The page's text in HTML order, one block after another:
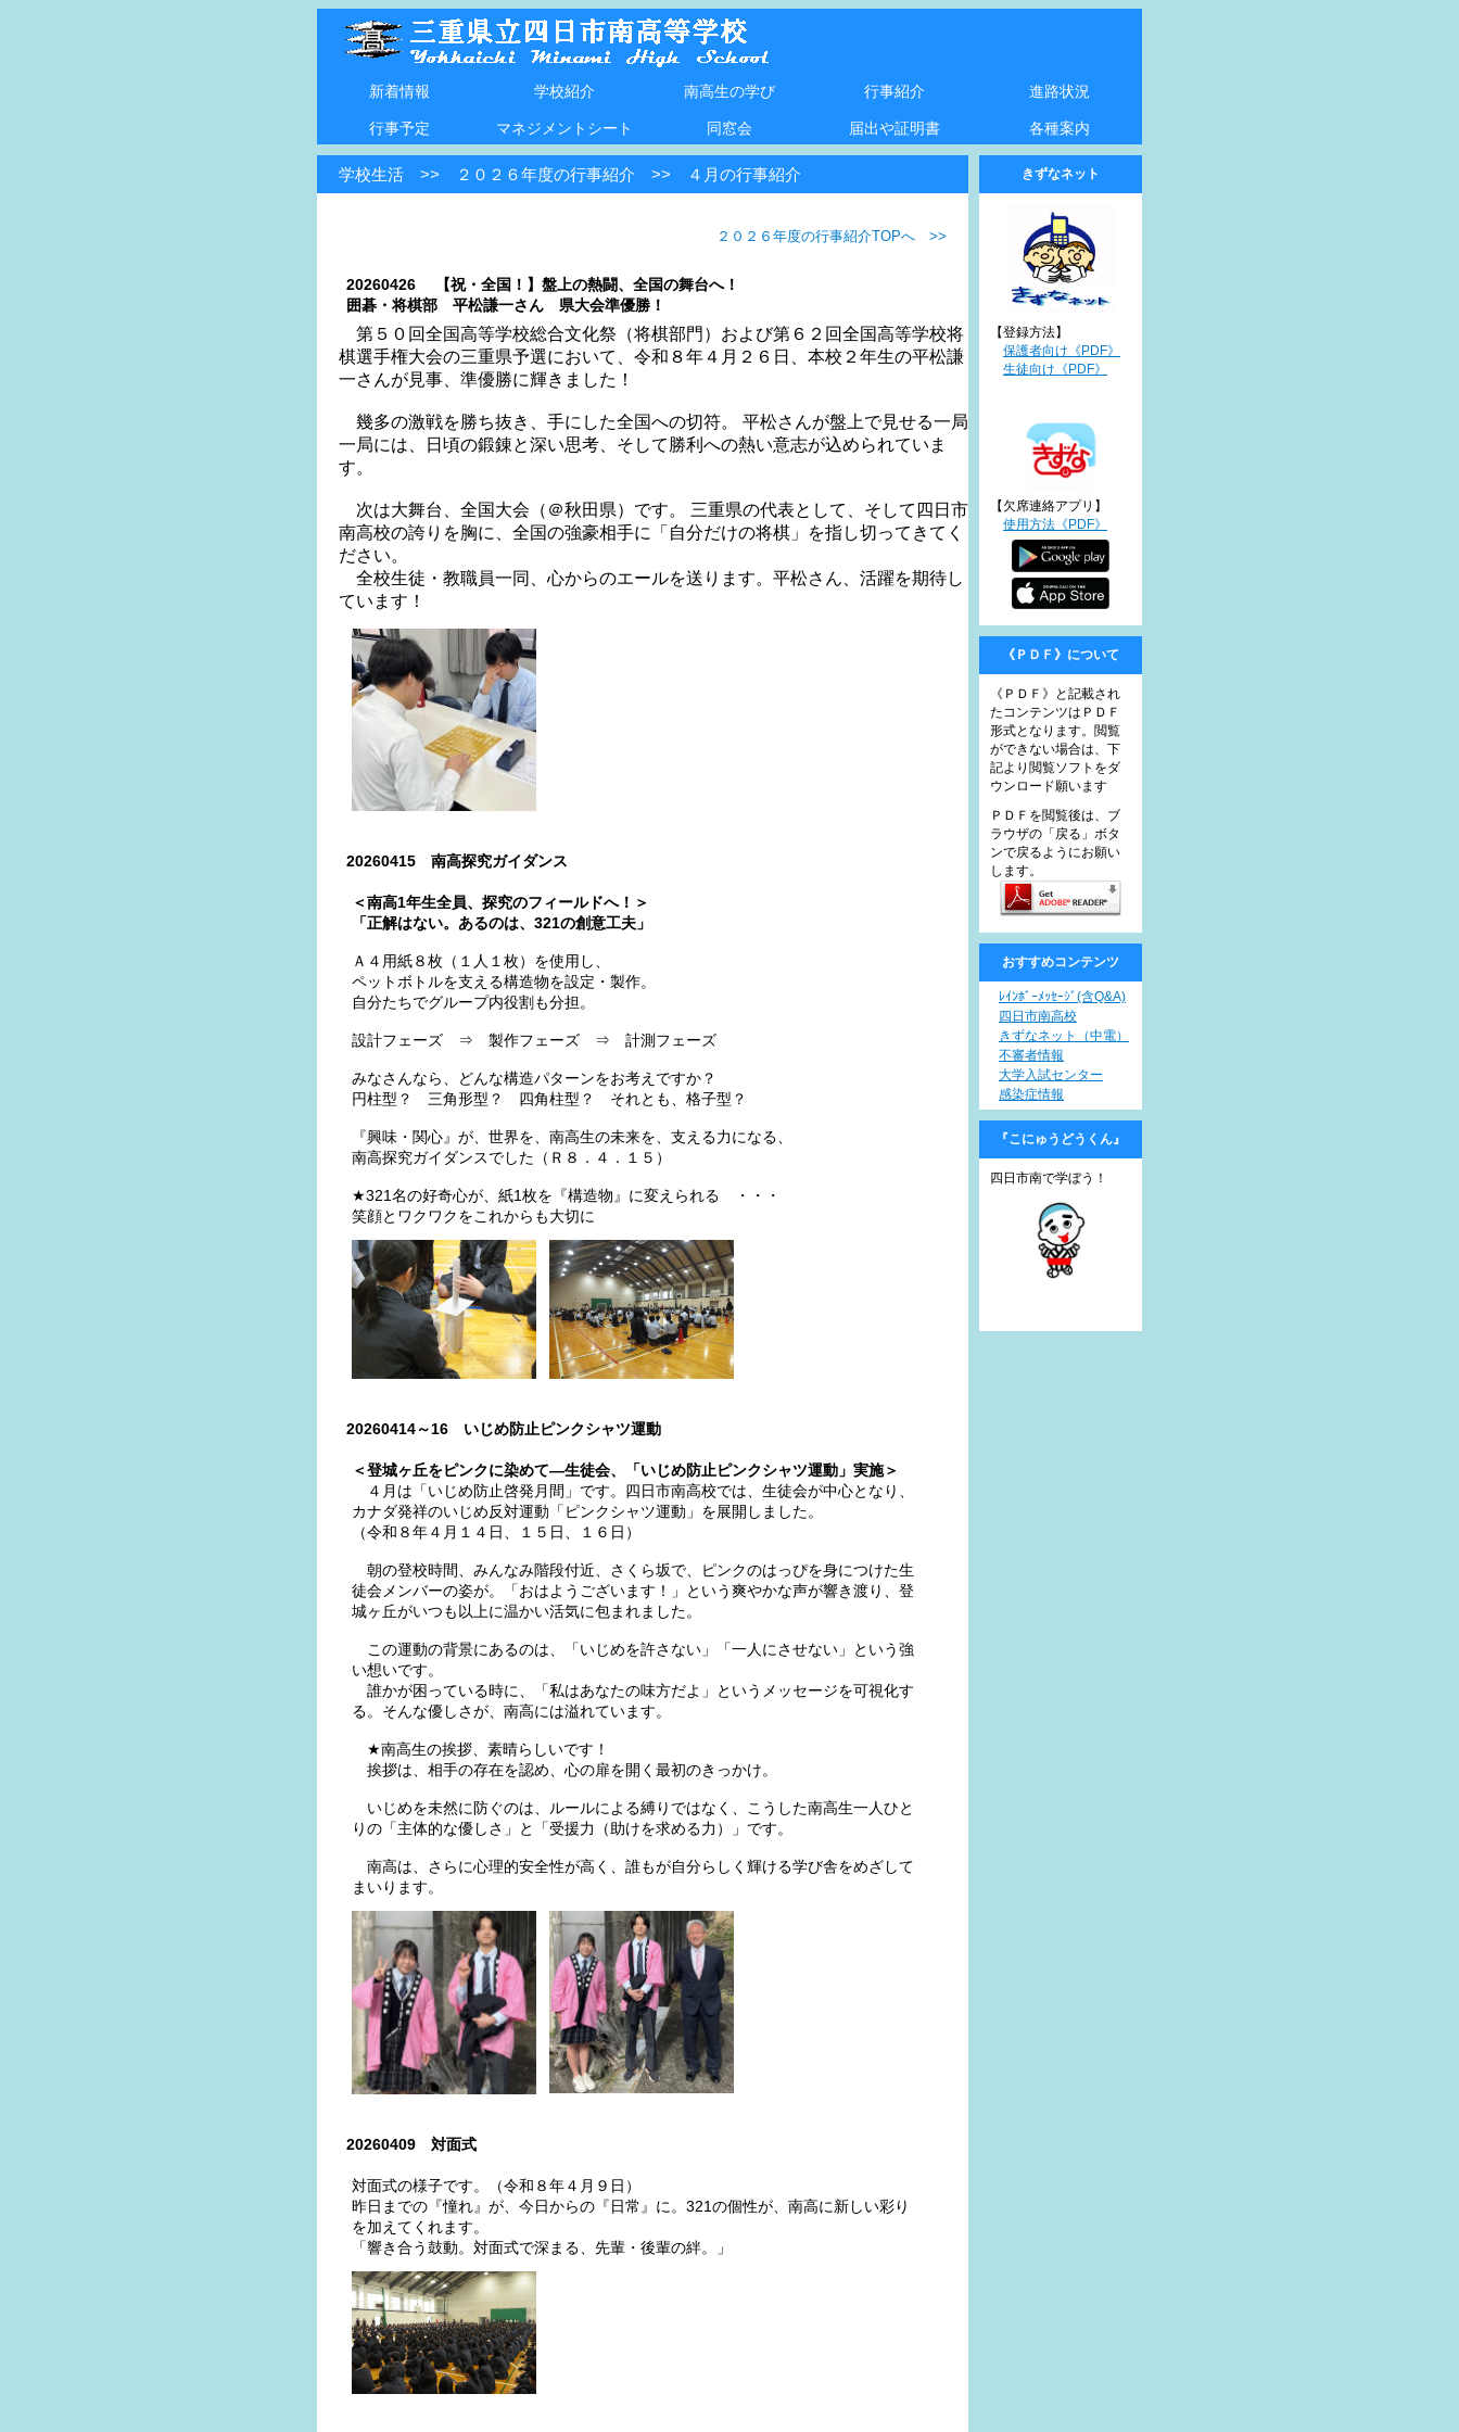
新着情報 学校紹介
学校長挨拶
Ｒ８学校紹介
数理科学コース紹介
本校の沿革
生徒・教職員数
校歌
生徒心得
南高生の学び
学びの計画など
新しいサイエンスの学び（R8～）
数理科学コースの学び
Ｒ８キャリアの学び
教育課程
校外探究活動
部活動等取組
行事紹介
２０２６年度
２０２５年度
２０２４年度
２０２３年度
進路状況
行事予定 マネジメントシート 同窓会 届出や証明書 各種案内
アクセス
教育実習
オープン・スクール
奨学金
相談窓口の案内
学校生活 >> ２０２６年度の行事紹介 >> ４月の行事紹介
２０２６年度の行事紹介TOPへ >>
20260426 【祝・全国！】盤上の熱闘、全国の舞台へ！
囲碁・将棋部 平松謙一さん 県大会準優勝！
第５０回全国高等学校総合文化祭（将棋部門）および第６２回全国高等学校将
棋選手権大会の三重県予選において、令和８年４月２６日、本校２年生の平松謙
一さんが見事、準優勝に輝きました！
幾多の激戦を勝ち抜き、手にした全国への切符。 平松さんが盤上で見せる一局
一局には、日頃の鍛錬と深い思考、そして勝利への熱い意志が込められていま
す。
次は大舞台、全国大会（＠秋田県）です。 三重県の代表として、そして四日市
南高校の誇りを胸に、全国の強豪相手に「自分だけの将棋」を指し切ってきてく
ださい。
全校生徒・教職員一同、心からのエールを送ります。平松さん、活躍を期待し
ています！
20260415 南高探究ガイダンス
＜南高1年生全員、探究のフィールドへ！＞
「正解はない。あるのは、321の創意工夫」
Ａ４用紙８枚（１人１枚）を使用し、
ペットボトルを支える構造物を設定・製作。
自分たちでグループ内役割も分担。
設計フェーズ ⇒ 製作フェーズ ⇒ 計測フェーズ
みなさんなら、どんな構造パターンをお考えですか？
円柱型？ 三角形型？ 四角柱型？ それとも、格子型？
『興味・関心』が、世界を、南高生の未来を、支える力になる、
南高探究ガイダンスでした（Ｒ８．４．１５）
★321名の好奇心が、紙1枚を『構造物』に変えられる ・・・
笑顔とワクワクをこれからも大切に
20260414～16 いじめ防止ピンクシャツ運動
＜登城ヶ丘をピンクに染めて―生徒会、「いじめ防止ピンクシャツ運動」実施＞
４月は「いじめ防止啓発月間」です。四日市南高校では、生徒会が中心となり、
カナダ発祥のいじめ反対運動「ピンクシャツ運動」を展開しました。
（令和８年４月１４日、１５日、１６日）
朝の登校時間、みんなみ階段付近、さくら坂で、ピンクのはっぴを身につけた生
徒会メンバーの姿が。「おはようございます！」という爽やかな声が響き渡り、登
城ヶ丘がいつも以上に温かい活気に包まれました。
この運動の背景にあるのは、「いじめを許さない」「一人にさせない」という強
い想いです。
誰かが困っている時に、「私はあなたの味方だよ」というメッセージを可視化す
る。そんな優しさが、南高には溢れています。
★南高生の挨拶、素晴らしいです！
挨拶は、相手の存在を認め、心の扉を開く最初のきっかけ。
いじめを未然に防ぐのは、ルールによる縛りではなく、こうした南高生一人ひと
りの「主体的な優しさ」と「受援力（助けを求める力）」です。
南高は、さらに心理的安全性が高く、誰もが自分らしく輝ける学び舎をめざして
まいります。
20260409 対面式
対面式の様子です。（令和８年４月９日）
昨日までの『憧れ』が、今日からの『日常』に。321の個性が、南高に新しい彩り
を加えてくれます。
「響き合う鼓動。対面式で深まる、先輩・後輩の絆。」
きずなネット
【登録方法】
保護者向け《PDF》
生徒向け《PDF》
【欠席連絡アプリ】
使用方法《PDF》
《ＰＤＦ》について
《ＰＤＦ》と記載され
たコンテンツはＰＤＦ
形式となります。閲覧
ができない場合は、下
記より閲覧ソフトをダ
ウンロード願います
ＰＤＦを閲覧後は、ブ
ラウザの「戻る」ボタ
ンで戻るようにお願い
します。
おすすめコンテンツ
ﾚｲﾝﾎﾞｰﾒｯｾｰｼﾞ(含Q&A)
四日市南高校
きずなネット（中電）
不審者情報
大学入試センター
感染症情報
『こにゅうどうくん』
四日市南で学ぼう！